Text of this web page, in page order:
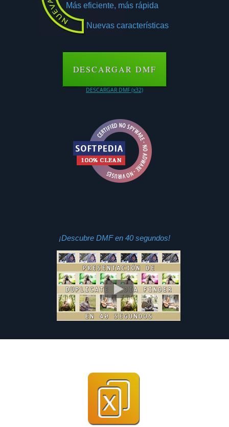
Más eficiente, más rápida
Nuevas características
DESCARGAR DMF
DESCARGAR DMF (x32)
¡Descubre DMF en 40 segundos!